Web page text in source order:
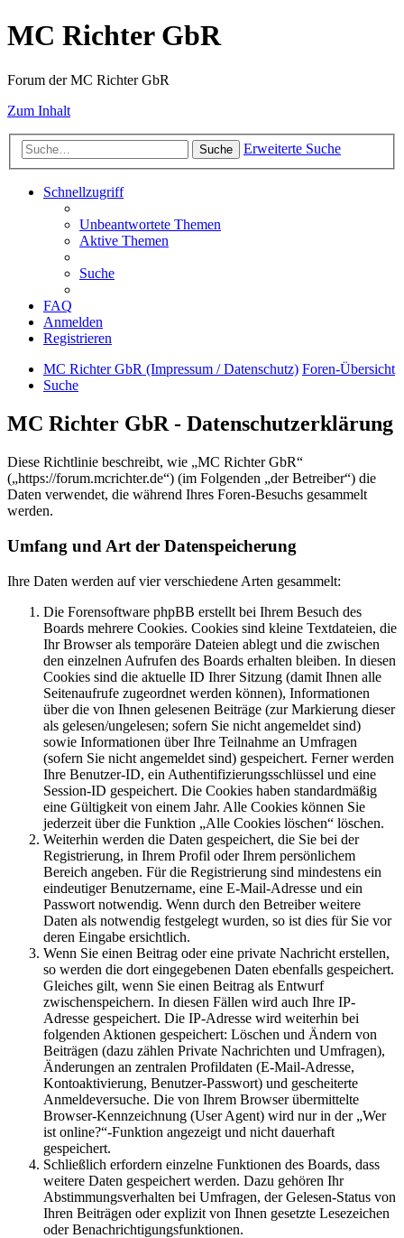
MC Richter GbR
Forum der MC Richter GbR
Zum Inhalt
Suche Erweiterte Suche
Schnellzugriff
Unbeantwortete Themen
Aktive Themen
Suche
FAQ
Anmelden
Registrieren
MC Richter GbR (Impressum / Datenschutz) Foren-Übersicht
Suche
MC Richter GbR - Datenschutzerklärung
Diese Richtlinie beschreibt, wie „MC Richter GbR“
(„https://forum.mcrichter.de“) (im Folgenden „der Betreiber“) die
Daten verwendet, die während Ihres Foren-Besuchs gesammelt
werden.
Umfang und Art der Datenspeicherung
Ihre Daten werden auf vier verschiedene Arten gesammelt:
Die Forensoftware phpBB erstellt bei Ihrem Besuch des
Boards mehrere Cookies. Cookies sind kleine Textdateien, die
Ihr Browser als temporäre Dateien ablegt und die zwischen
den einzelnen Aufrufen des Boards erhalten bleiben. In diesen
Cookies sind die aktuelle ID Ihrer Sitzung (damit Ihnen alle
Seitenaufrufe zugeordnet werden können), Informationen
über die von Ihnen gelesenen Beiträge (zur Markierung dieser
als gelesen/ungelesen; sofern Sie nicht angemeldet sind)
sowie Informationen über Ihre Teilnahme an Umfragen
(sofern Sie nicht angemeldet sind) gespeichert. Ferner werden
Ihre Benutzer-ID, ein Authentifizierungsschlüssel und eine
Session-ID gespeichert. Die Cookies haben standardmäßig
eine Gültigkeit von einem Jahr. Alle Cookies können Sie
jederzeit über die Funktion „Alle Cookies löschen“ löschen.
Weiterhin werden die Daten gespeichert, die Sie bei der
Registrierung, in Ihrem Profil oder Ihrem persönlichem
Bereich angeben. Für die Registrierung sind mindestens ein
eindeutiger Benutzername, eine E-Mail-Adresse und ein
Passwort notwendig. Wenn durch den Betreiber weitere
Daten als notwendig festgelegt wurden, so ist dies für Sie vor
deren Eingabe ersichtlich.
Wenn Sie einen Beitrag oder eine private Nachricht erstellen,
so werden die dort eingegebenen Daten ebenfalls gespeichert.
Gleiches gilt, wenn Sie einen Beitrag als Entwurf
zwischenspeichern. In diesen Fällen wird auch Ihre IP-
Adresse gespeichert. Die IP-Adresse wird weiterhin bei
folgenden Aktionen gespeichert: Löschen und Ändern von
Beiträgen (dazu zählen Private Nachrichten und Umfragen),
Änderungen an zentralen Profildaten (E-Mail-Adresse,
Kontoaktivierung, Benutzer-Passwort) und gescheiterte
Anmeldeversuche. Die von Ihrem Browser übermittelte
Browser-Kennzeichnung (User Agent) wird nur in der „Wer
ist online?“-Funktion angezeigt und nicht dauerhaft
gespeichert.
Schließlich erfordern einzelne Funktionen des Boards, dass
weitere Daten gespeichert werden. Dazu gehören Ihr
Abstimmungsverhalten bei Umfragen, der Gelesen-Status von
Ihren Beiträgen oder explizit von Ihnen gesetzte Lesezeichen
oder Benachrichtigungsfunktionen.